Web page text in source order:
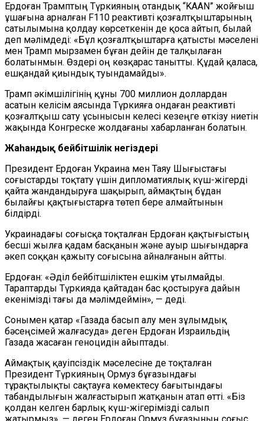
Ердоған Трамптың Түркияның отандық “KAAN” жойғыш
ұшағына арналған F110 реактивті қозғалтқыштарының
сатылымына қолдау көрсеткенін де қоса айтып, былай
деп мәлімдеді: «Бұл қозғалтқыштарға қатысты мәселені
мен Трамп мырзамен бұған дейін де талқылаған
болатынмын. Өздері оң көзқарас танытты. Құдай қаласа,
ешқандай қиындық туындамайды».
Трамп әкімшілігінің құны 700 миллион доллардан
асатын келісім аясында Түркияға ондаған реактивті
қозғалтқыш сату ұсынысын келесі кезеңге өткізу ниетін
жақында Конгреске жолдағаны хабарланған болатын.
Жаһандық бейбітшілік негіздері
Президент Ердоған Украина мен Таяу Шығыстағы
соғыстарды тоқтату үшін дипломатиялық күш-жігерді
қайта жандандыруға шақырып, аймақтың бұдан
былайғы қақтығыстарға төтеп бере алмайтынын
білдірді.
Украинадағы соғысқа тоқталған Ердоған қақтығыстың
бесші жылға қадам басқанын және ауыр шығындарға
әкеп соққан қажыту соғысына айналғанын айтты.
Ердоған: «Әділ бейбітшіліктен ешкім ұтылмайды.
Тараптарды Түркияда қайтадан бас қостыруға дайын
екенімізді тағы да мәлімдеймін», — деді.
Сонымен қатар «Газада басып алу мен зұлымдық
бәсеңсімей жалғасуда» деген Ердоған Израильдің
Газада жасаған геноцидін айыптады.
Аймақтық қауіпсіздік мәселесіне де тоқталған
Президент Түркияның Ормуз бұғазындағы
тұрақтылықты сақтауға көмектесу бағытындағы
табандылығын жалғастырып жатқанын атап өтті. «Біз
қолдан келген барлық күш-жігерімізді салып